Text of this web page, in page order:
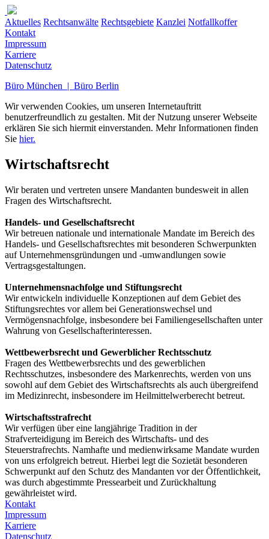
Aktuelles Rechtsanwälte Rechtsgebiete Kanzlei Notfallkoffer
Kontakt
Impressum
Karriere
Datenschutz
Büro München | Büro Berlin
Wir verwenden Cookies, um unseren Internetauftritt
benutzerfreundlich zu gestalten. Mit der Nutzung unserer Webseite
erklären Sie sich hiermit einverstanden. Mehr Informationen finden
Sie hier.
Wirtschaftsrecht
Wir beraten und vertreten unsere Mandanten bundesweit in allen
Fragen des Wirtschaftsrecht.
Handels- und Gesellschaftsrecht
Wir betreuen nationale und internationale Mandate im Bereich des
Handels- und Gesellschaftsrechtes mit besonderen Schwerpunkten
auf Unternehmensgründungen und -umwandlungen sowie
Vertragsgestaltungen.
Unternehmensnachfolge und Stiftungsrecht
Wir entwickeln individuelle Konzeptionen auf dem Gebiet des
Stiftungsrechtes vor allem bei Generationswechsel und
Vermögensnachfolge, insbesondere bei Familiengesellschaften unter
Wahrung von Gesellschafterinteressen.
Wettbewerbsrecht und Gewerblicher Rechtsschutz
Fragen des Wettbewerbsrechts und des gewerblichen
Rechtsschutzes, insbesondere des Markenrechts, werden von uns
sowohl auf dem Gebiet des Wirtschaftsrechts als auch übergreifend
im Medizinrecht, insbesondere im Heilmittelwerberecht betreut.
Wirtschaftsstrafrecht
Wir verfügen über eine langjährige Tradition in der
Strafverteidigung im Bereich des Wirtschafts- und des
Steuerstrafrechts. Namhafte und medienwirksame Mandate wurden
von uns erfolgreich betreut. Hierbei legt die Sozietät besonderen
Schwerpunkt auf den Schutz des Mandanten vor der Öffentlichkeit,
was durch abgestimmte Pressearbeit und Zurückhaltung
gewährleistet wird.
Kontakt
Impressum
Karriere
Datenschutz